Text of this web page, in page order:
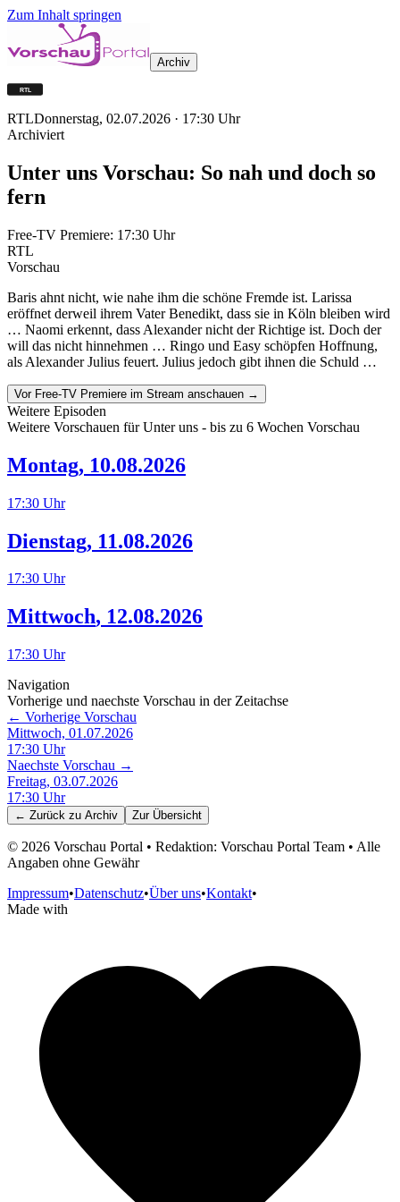
Zum Inhalt springen
Archiv
RTLDonnerstag, 02.07.2026 · 17:30 Uhr
Archiviert
Unter uns Vorschau: So nah und doch so
fern
Free-TV Premiere: 17:30 Uhr
RTL
Vorschau
Baris ahnt nicht, wie nahe ihm die schöne Fremde ist. Larissa
eröffnet derweil ihrem Vater Benedikt, dass sie in Köln bleiben wird
… Naomi erkennt, dass Alexander nicht der Richtige ist. Doch der
will das nicht hinnehmen … Ringo und Easy schöpfen Hoffnung,
als Alexander Julius feuert. Julius jedoch gibt ihnen die Schuld …
Vor Free-TV Premiere im Stream anschauen →
Weitere Episoden
Weitere Vorschauen fürUnter uns - bis zu 6 Wochen Vorschau
Montag, 10.08.2026
17:30 Uhr
Dienstag, 11.08.2026
17:30 Uhr
Mittwoch, 12.08.2026
17:30 Uhr
Navigation
Vorherige und naechste Vorschau in der Zeitachse
← Vorherige Vorschau
Mittwoch, 01.07.2026
17:30 Uhr
Naechste Vorschau →
Freitag, 03.07.2026
17:30 Uhr
← Zurück zu Archiv Zur Übersicht
© 2026 Vorschau Portal • Redaktion: Vorschau Portal Team • Alle
Angaben ohne Gewähr
Impressum•Datenschutz•Über uns•Kontakt•
Made with